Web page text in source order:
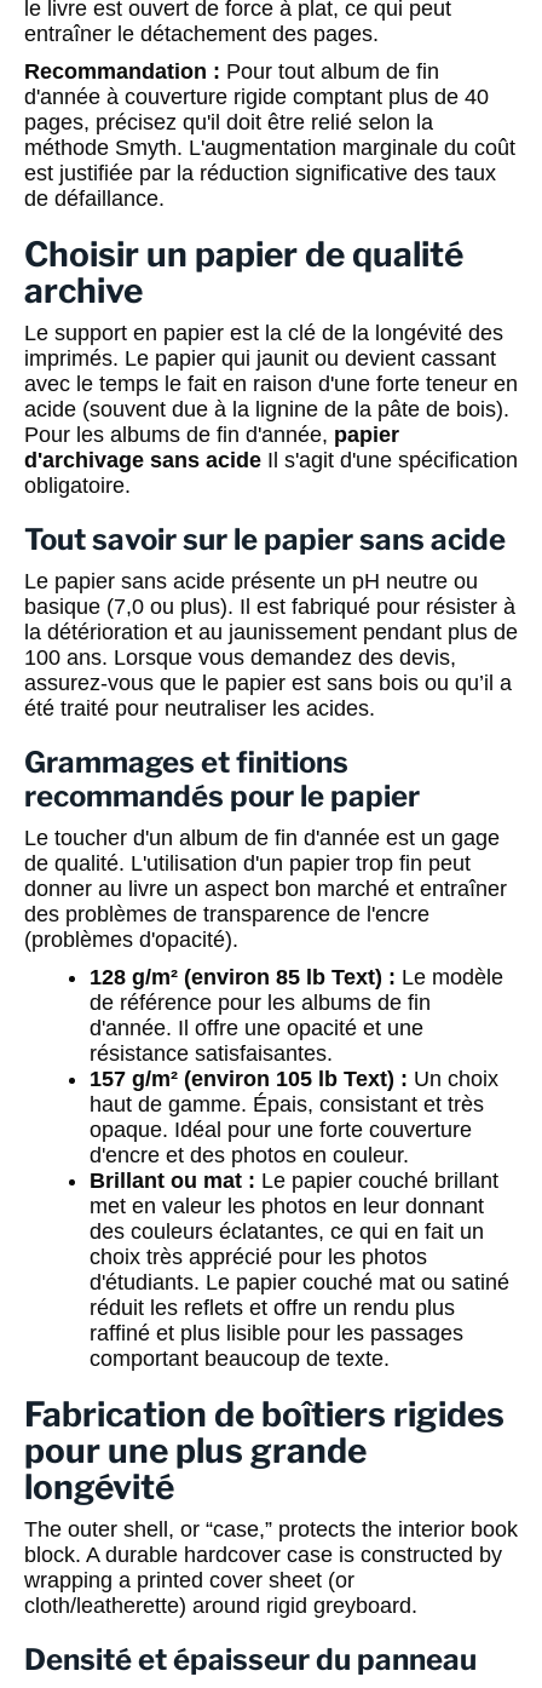
le livre est ouvert de force à plat, ce qui peut
entraîner le détachement des pages.
Recommandation : Pour tout album de fin
d'année à couverture rigide comptant plus de 40
pages, précisez qu'il doit être relié selon la
méthode Smyth. L'augmentation marginale du coût
est justifiée par la réduction significative des taux
de défaillance.
Choisir un papier de qualité
archive
Le support en papier est la clé de la longévité des
imprimés. Le papier qui jaunit ou devient cassant
avec le temps le fait en raison d'une forte teneur en
acide (souvent due à la lignine de la pâte de bois).
Pour les albums de fin d'année, papier
d'archivage sans acide Il s'agit d'une spécification
obligatoire.
Tout savoir sur le papier sans acide
Le papier sans acide présente un pH neutre ou
basique (7,0 ou plus). Il est fabriqué pour résister à
la détérioration et au jaunissement pendant plus de
100 ans. Lorsque vous demandez des devis,
assurez-vous que le papier est sans bois ou qu’il a
été traité pour neutraliser les acides.
Grammages et finitions
recommandés pour le papier
Le toucher d'un album de fin d'année est un gage
de qualité. L'utilisation d'un papier trop fin peut
donner au livre un aspect bon marché et entraîner
des problèmes de transparence de l'encre
(problèmes d'opacité).
128 g/m² (environ 85 lb Text) : Le modèle
de référence pour les albums de fin
d'année. Il offre une opacité et une
résistance satisfaisantes.
157 g/m² (environ 105 lb Text) : Un choix
haut de gamme. Épais, consistant et très
opaque. Idéal pour une forte couverture
d'encre et des photos en couleur.
Brillant ou mat : Le papier couché brillant
met en valeur les photos en leur donnant
des couleurs éclatantes, ce qui en fait un
choix très apprécié pour les photos
d'étudiants. Le papier couché mat ou satiné
réduit les reflets et offre un rendu plus
raffiné et plus lisible pour les passages
comportant beaucoup de texte.
Fabrication de boîtiers rigides
pour une plus grande
longévité
The outer shell, or “case,” protects the interior book
block. A durable hardcover case is constructed by
wrapping a printed cover sheet (or
cloth/leatherette) around rigid greyboard.
Densité et épaisseur du panneau